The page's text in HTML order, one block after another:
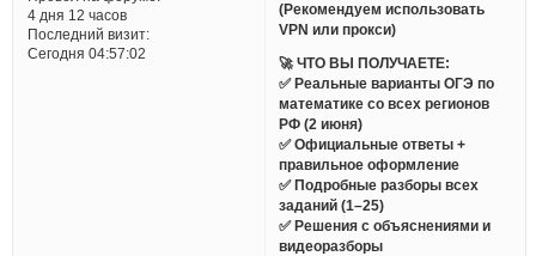
4 дня 12 часов
Последний визит:
Сегодня 04:57:02
(Рекомендуем использовать
VPN или прокси)
🚀 ЧТО ВЫ ПОЛУЧАЕТЕ:
✅ Реальные варианты ОГЭ по
математике со всех регионов
РФ (2 июня)
✅ Официальные ответы +
правильное оформление
✅ Подробные разборы всех
заданий (1–25)
✅ Решения с объяснениями и
видеоразборы